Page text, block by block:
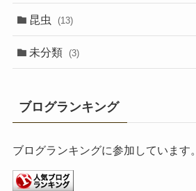
昆虫 (13)
未分類 (3)
ブログランキング
ブログランキングに参加しています。